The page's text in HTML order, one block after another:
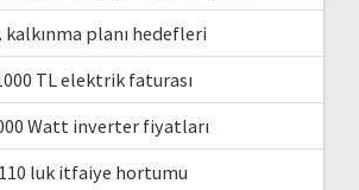
kalkınma planı hedefleri
TL elektrik faturası
Watt inverter fiyatları
110 luk itfaiye hortumu